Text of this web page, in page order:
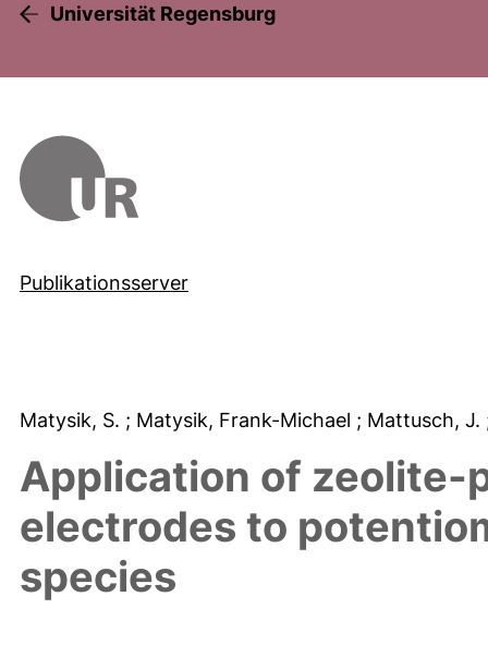
Universität Regensburg
Publikationsserver
Matysik, S. ; Matysik, Frank-Michael ; Mattusch, J.
Application of zeolite-
electrodes to
species